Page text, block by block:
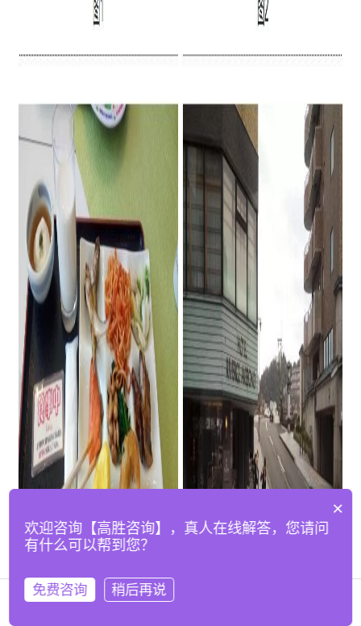
×
欢迎咨询【高胜咨询】，真人在线解答，您请问
有什么可以帮到您？
免费咨询 稍后再说
在线咨询